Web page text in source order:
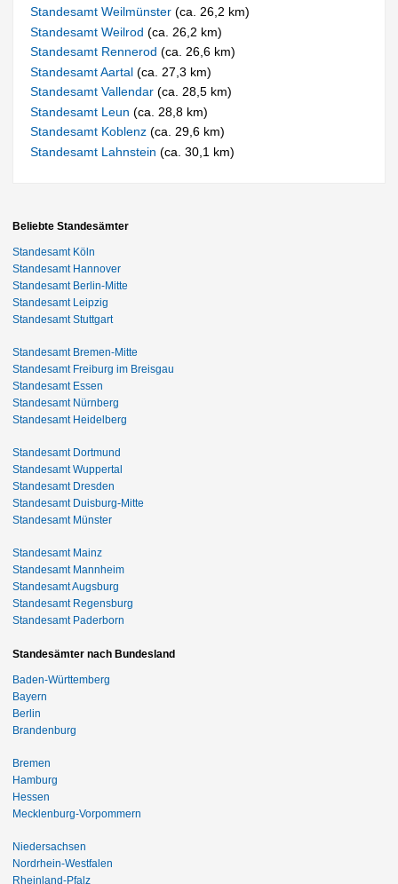
Standesamt Weilmünster(ca. 26,2 km)
Standesamt Weilrod(ca. 26,2 km)
Standesamt Rennerod(ca. 26,6 km)
Standesamt Aartal(ca. 27,3 km)
Standesamt Vallendar(ca. 28,5 km)
Standesamt Leun(ca. 28,8 km)
Standesamt Koblenz(ca. 29,6 km)
Standesamt Lahnstein(ca. 30,1 km)
Beliebte Standesämter
Standesamt Köln
Standesamt Hannover
Standesamt Berlin-Mitte
Standesamt Leipzig
Standesamt Stuttgart
Standesamt Bremen-Mitte
Standesamt Freiburg im Breisgau
Standesamt Essen
Standesamt Nürnberg
Standesamt Heidelberg
Standesamt Dortmund
Standesamt Wuppertal
Standesamt Dresden
Standesamt Duisburg-Mitte
Standesamt Münster
Standesamt Mainz
Standesamt Mannheim
Standesamt Augsburg
Standesamt Regensburg
Standesamt Paderborn
Standesämter nach Bundesland
Baden-Württemberg
Bayern
Berlin
Brandenburg
Bremen
Hamburg
Hessen
Mecklenburg-Vorpommern
Niedersachsen
Nordrhein-Westfalen
Rheinland-Pfalz